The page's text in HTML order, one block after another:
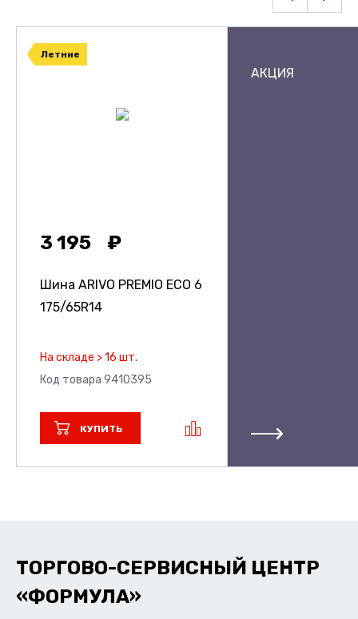
Летние
3 195
Шина ARIVO PREMIO ECO 6
175/65R14
На складе > 16 шт.
Код товара 9410395
КУПИТЬ
АКЦИЯ
ТОРГОВО-СЕРВИСНЫЙ ЦЕНТР
«ФОРМУЛА»